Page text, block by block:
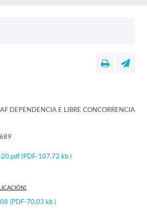
DEPENDENCIA E LIBRE CONCORRENCIA
(PDF-107,72 kb )
(PDF-70,03 kb )